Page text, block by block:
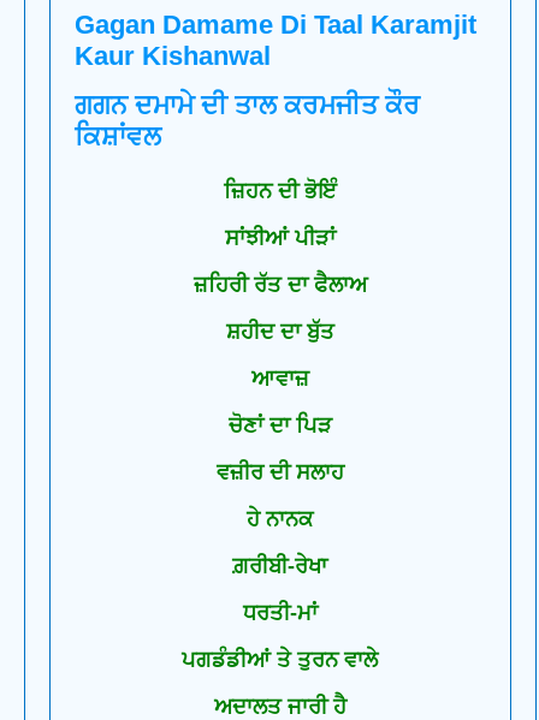
Gagan Damame Di Taal Karamjit
Kaur Kishanwal
ਗਗਨ ਦਮਾਮੇ ਦੀ ਤਾਲ ਕਰਮਜੀਤ ਕੌਰ
ਕਿਸ਼ਾਂਵਲ
ਜ਼ਿਹਨ ਦੀ ਭੋਇੰ
ਸਾਂਝੀਆਂ ਪੀੜਾਂ
ਜ਼ਹਿਰੀ ਰੱਤ ਦਾ ਫੈਲਾਅ
ਸ਼ਹੀਦ ਦਾ ਬੁੱਤ
ਆਵਾਜ਼
ਚੋਣਾਂ ਦਾ ਪਿੜ
ਵਜ਼ੀਰ ਦੀ ਸਲਾਹ
ਹੇ ਨਾਨਕ
ਗ਼ਰੀਬੀ-ਰੇਖਾ
ਧਰਤੀ-ਮਾਂ
ਪਗਡੰਡੀਆਂ ਤੇ ਤੁਰਨ ਵਾਲੇ
ਅਦਾਲਤ ਜਾਰੀ ਹੈ